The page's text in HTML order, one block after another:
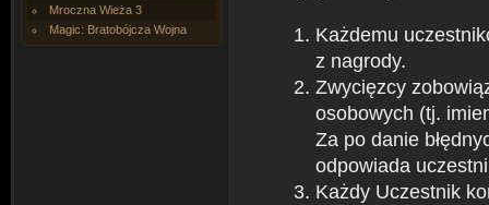
Mroczna Wieża 3
Magic: Bratobójcza Wojna
Każdemu
z nagrody.
Zwycięzcy
osobowych (tj.
Za po danie
odpowiada
Każdy Uczestnik